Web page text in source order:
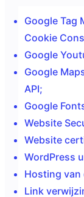
Google Tag
Cookie
Google
Google
API;
Google
Website
Website
WordPress
Hosting van
Link